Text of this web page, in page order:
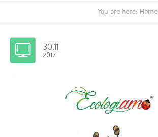
You are here: Home
30.11
2017